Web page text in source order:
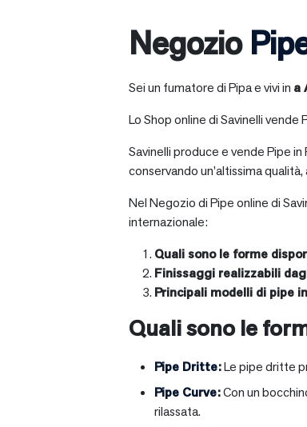
Negozio
Sei un fumatore di Pipa e vivi in a
Lo Shop online di Savinelli vende
Savinelli produce e vende Pipe
conservando un’altissima
Nel Negozio di Pipe online di
internazionale:
Quali sono le forme
Finissaggi realizzabili
Principali modelli di pipe
Quali sono le
Pipe Dritte:Le pipe dritte
Pipe Curve:Con un
rilassata.